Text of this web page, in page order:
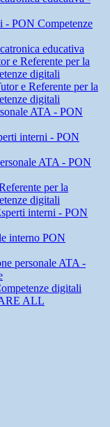
- PON Competenze
educativa
e Referente per la
digitali
e Referente per la
digitali
ATA - PON
interni - PON
ATA - PON
per la
digitali
interni - PON
interno PON
personale ATA -
digitali
ALL